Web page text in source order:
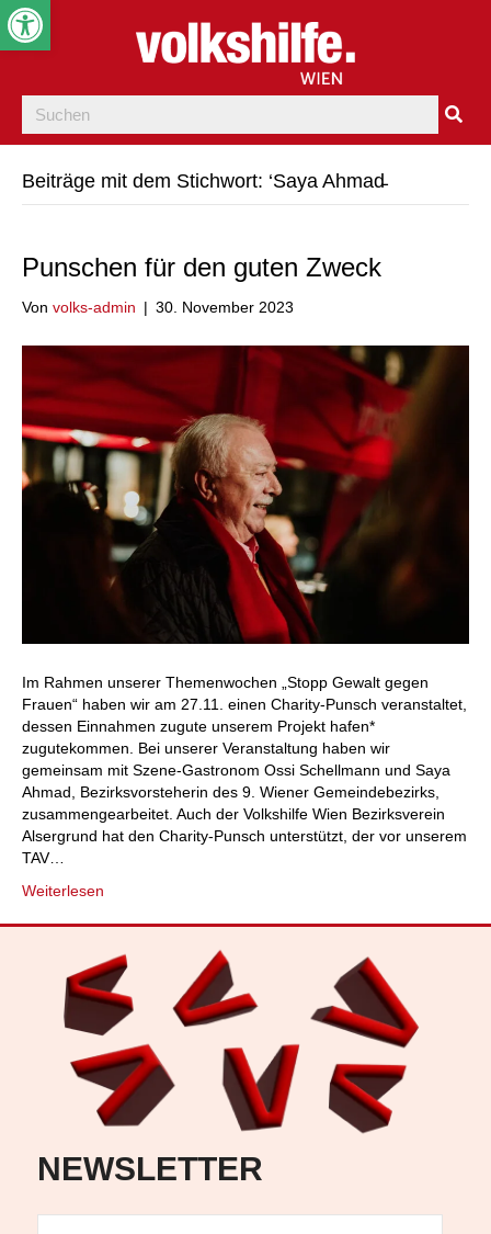
Beiträge mit dem Stichwort: ‘Saya Ahmad̵
Punschen für den guten Zweck
Von volks-admin | 30. November 2023
Im Rahmen unserer Themenwochen „Stopp Gewalt gegen
Frauen“ haben wir am 27.11. einen Charity-Punsch veranstaltet,
dessen Einnahmen zugute unserem Projekt hafen*
zugutekommen. Bei unserer Veranstaltung haben wir
gemeinsam mit Szene-Gastronom Ossi Schellmann und Saya
Ahmad, Bezirksvorsteherin des 9. Wiener Gemeindebezirks,
zusammengearbeitet. Auch der Volkshilfe Wien Bezirksverein
Alsergrund hat den Charity-Punsch unterstützt, der vor unserem
TAV…
Weiterlesen
NEWSLETTER